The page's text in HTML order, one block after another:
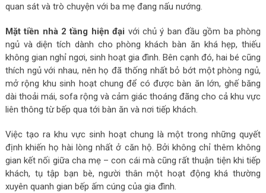
quan sát và trò chuyện với ba mẹ đang nấu nướng.
Mặt tiền nhà 2 tầng hiện đại với chủ ý ban đầu gồm ba phòng
ngủ và diện tích dành cho phòng khách bàn ăn khá hẹp, thiếu
không gian nghỉ ngơi, sinh hoạt gia đình. Bên cạnh đó, hai bé cũng
thích ngủ với nhau, nên họ đã thống nhất bỏ bớt một phòng ngủ,
mở rộng khu sinh hoạt chung để có được bàn ăn lớn, ghế băng
dài thoải mái, sofa rộng và cảm giác thoáng đãng cho cả khu vực
liên thông từ bếp qua tới bàn ăn và nơi tiếp khách.
Việc tạo ra khu vực sinh hoạt chung là một trong những quyết
định khiến họ hài lòng nhất ở căn hộ. Bởi không chỉ thêm không
gian kết nối giữa cha mẹ – con cái mà cũng rất thuận tiện khi tiếp
khách, tụ tập bạn bè, người thân một hoạt động khá thường
xuyên quanh gian bếp ấm cúng của gia đình.